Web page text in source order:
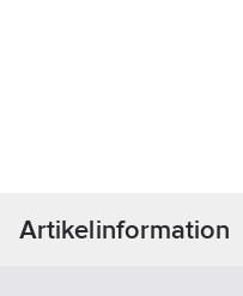
Artikelinformation